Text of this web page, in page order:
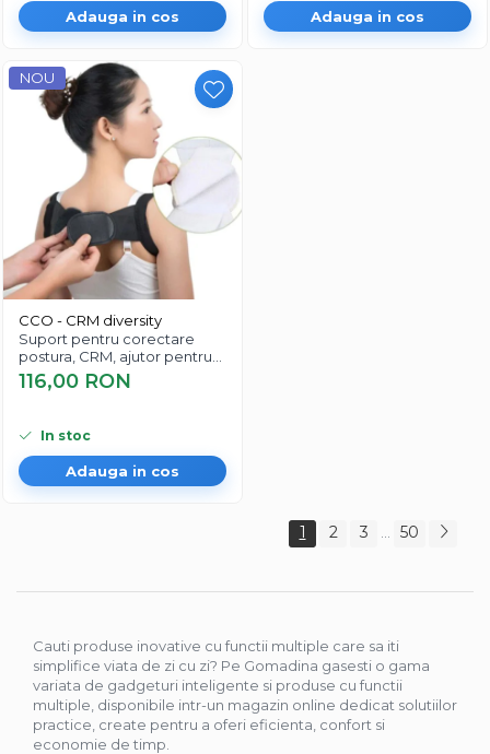
Adauga in cos Adauga in cos
NOU
CCO - CRM diversity
Suport pentru corectare
postura, CRM, ajutor pentru
spate si umeri, reglabil, negru
116,00 RON
In stoc
Adauga in cos
1 2 3 50
Cauti produse inovative cu functii multiple care sa iti
simplifice viata de zi cu zi? Pe Gomadina gasesti o gama
variata de gadgeturi inteligente si produse cu functii
multiple, disponibile intr-un magazin online dedicat solutiilor
practice, create pentru a oferi eficienta, confort si
economie de timp.